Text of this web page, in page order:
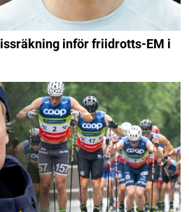
inför friidrotts-EM i